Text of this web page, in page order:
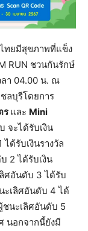
ไทยมีสุขภาพที่แข็ง
RUN ชวนกันรักษ์
ลา 04.00 น. ณ
ลบุรีโดยการ
รและ Mini
จะได้รับเงิน
ด้รับเงินรางวัล
2 ได้รับเงิน
ศอันดับ 3 ได้รับ
ะเลิศอันดับ 4 ได้
ชนะเลิศอันดับ 5
นอกจากนี้ยังมี